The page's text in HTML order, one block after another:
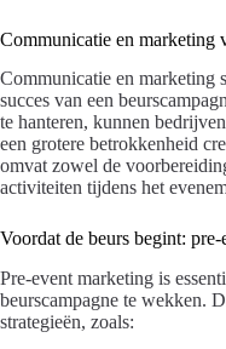
Communicatie en marketing
Communicatie en marketing
succes van een
te hanteren, kunnen
een grotere betrokkenheid
omvat zowel de
activiteiten tijdens het
Voordat de beurs begint:
Pre-event marketing is
beurscampagne te wekken.
strategieën, zoals: